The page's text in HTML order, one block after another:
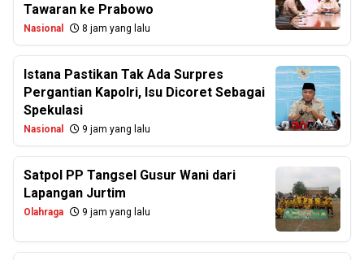
Tawaran ke Prabowo
Nasional 8 jam yang lalu
Istana Pastikan Tak Ada Surpres
Pergantian Kapolri, Isu Dicoret Sebagai
Spekulasi
Nasional 9 jam yang lalu
Satpol PP Tangsel Gusur Wani dari
Lapangan Jurtim
Olahraga 9 jam yang lalu